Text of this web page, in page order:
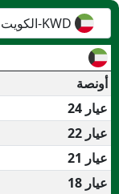
KWD-الكويت
أونصة
عيار 24
عيار 22
عيار 21
عيار 18